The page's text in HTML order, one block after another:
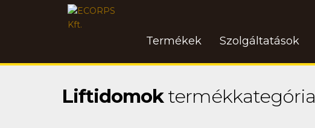
Termékek Szolgáltatások
Liftidomoktermékkategória